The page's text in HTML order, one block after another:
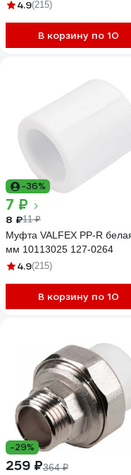
4.9(215)
В корзину по 10
-36%
7 ₽
8 ₽11 ₽
Муфта VALFEX PP-R
мм 10113025 127-0264
4.9(215)
В корзину по 10
-29%
259 ₽364 ₽